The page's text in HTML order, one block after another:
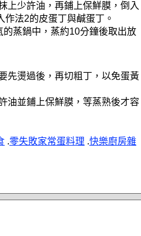
上少許油，再鋪上保鮮膜，倒入
作法2的皮蛋丁與鹹蛋丁。
蒸鍋中，蒸約10分鐘後取出放
先燙過後，再切粗丁，以免蛋黃
油並鋪上保鮮膜，等蒸熟後才容
.零失敗家常蛋料理 .快樂廚房雜